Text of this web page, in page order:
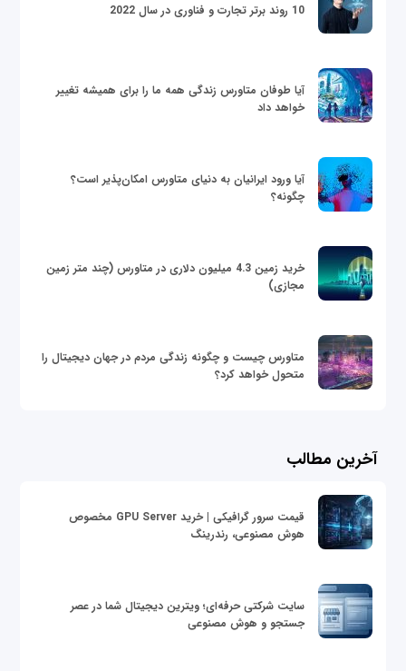
10 روند برتر تجارت و فناوری در سال 2022
آیا طوفان متاورس زندگی همه ما را برای همیشه تغییر
خواهد داد
آیا ورود ایرانیان به دنیای متاورس امکان‌پذیر است؟
چگونه؟
خرید زمین 4.3 میلیون دلاری در متاورس (چند متر زمین
مجازی)
متاورس چیست و چگونه زندگی مردم در جهان دیجیتال را
متحول خواهد کرد؟
آخرین مطالب
قیمت سرور گرافیکی | خرید GPU Server مخصوص
هوش مصنوعی، رندرینگ
سایت شرکتی حرفه‌ای؛ ویترین دیجیتال شما در عصر
جستجو و هوش مصنوعی